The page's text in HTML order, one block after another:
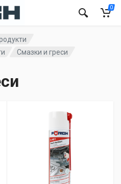
0
Смазки и греси